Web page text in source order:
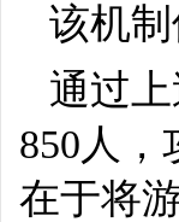
该机
通过
850人，
在于将